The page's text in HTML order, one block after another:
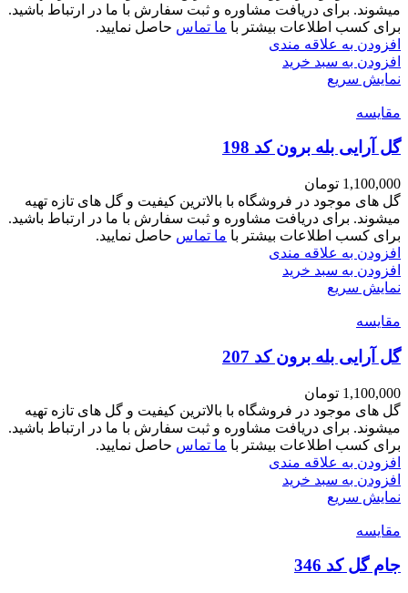
میشوند. برای دریافت مشاوره و ثبت سفارش با ما در ارتباط باشید.
برای کسب اطلاعات بیشتر با ما تماس حاصل نمایید.
افزودن به علاقه مندی
افزودن به سبد خرید
نمایش سریع
مقايسه
گل آرایی بله برون کد 198
1,100,000 تومان
گل های موجود در فروشگاه با بالاترین کیفیت و گل های تازه تهیه
میشوند. برای دریافت مشاوره و ثبت سفارش با ما در ارتباط باشید.
برای کسب اطلاعات بیشتر با ما تماس حاصل نمایید.
افزودن به علاقه مندی
افزودن به سبد خرید
نمایش سریع
مقايسه
گل آرایی بله برون کد 207
1,100,000 تومان
گل های موجود در فروشگاه با بالاترین کیفیت و گل های تازه تهیه
میشوند. برای دریافت مشاوره و ثبت سفارش با ما در ارتباط باشید.
برای کسب اطلاعات بیشتر با ما تماس حاصل نمایید.
افزودن به علاقه مندی
افزودن به سبد خرید
نمایش سریع
مقايسه
جام گل کد 346